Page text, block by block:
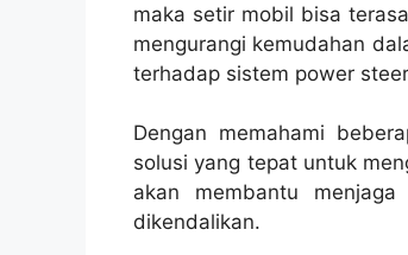
maka setir mobil bisa
mengurangi kemudahan
terhadap sistem power
Dengan memahami
solusi yang tepat untuk
akan membantu
dikendalikan.